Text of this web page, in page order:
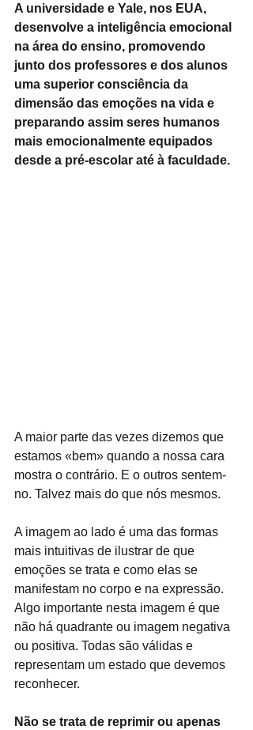
A universidade e Yale, nos EUA,
desenvolve a inteligência emocional
na área do ensino, promovendo
junto dos professores e dos alunos
uma superior consciência da
dimensão das emoções na vida e
preparando assim seres humanos
mais emocionalmente equipados
desde a pré-escolar até à faculdade.
A maior parte das vezes dizemos que
estamos «bem» quando a nossa cara
mostra o contrário. E o outros sentem-
no. Talvez mais do que nós mesmos.
A imagem ao lado é uma das formas
mais intuitivas de ilustrar de que
emoções se trata e como elas se
manifestam no corpo e na expressão.
Algo importante nesta imagem é que
não há quadrante ou imagem negativa
ou positiva. Todas são válidas e
representam um estado que devemos
reconhecer.
Não se trata de reprimir ou apenas